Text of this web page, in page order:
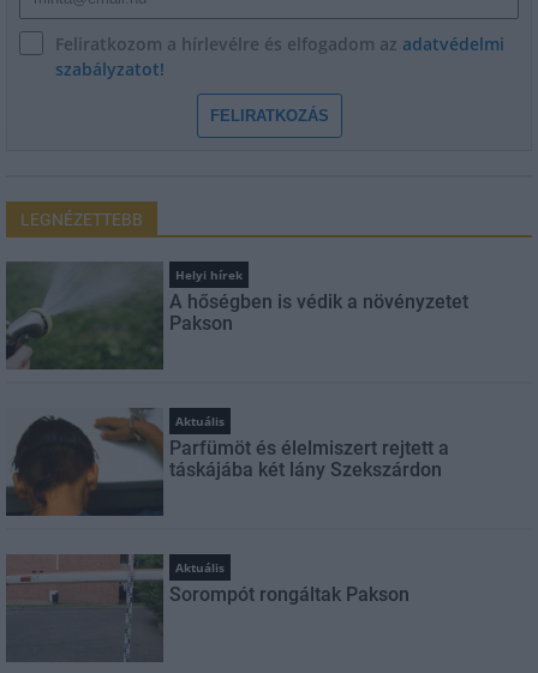
Feliratkozom a hírlevélre és elfogadom az adatvédelmi
szabályzatot!
FELIRATKOZÁS
LEGNÉZETTEBB
Helyi hírek
A hőségben is védik a növényzetet
Pakson
Aktuális
Parfümöt és élelmiszert rejtett a
táskájába két lány Szekszárdon
Aktuális
Sorompót rongáltak Pakson